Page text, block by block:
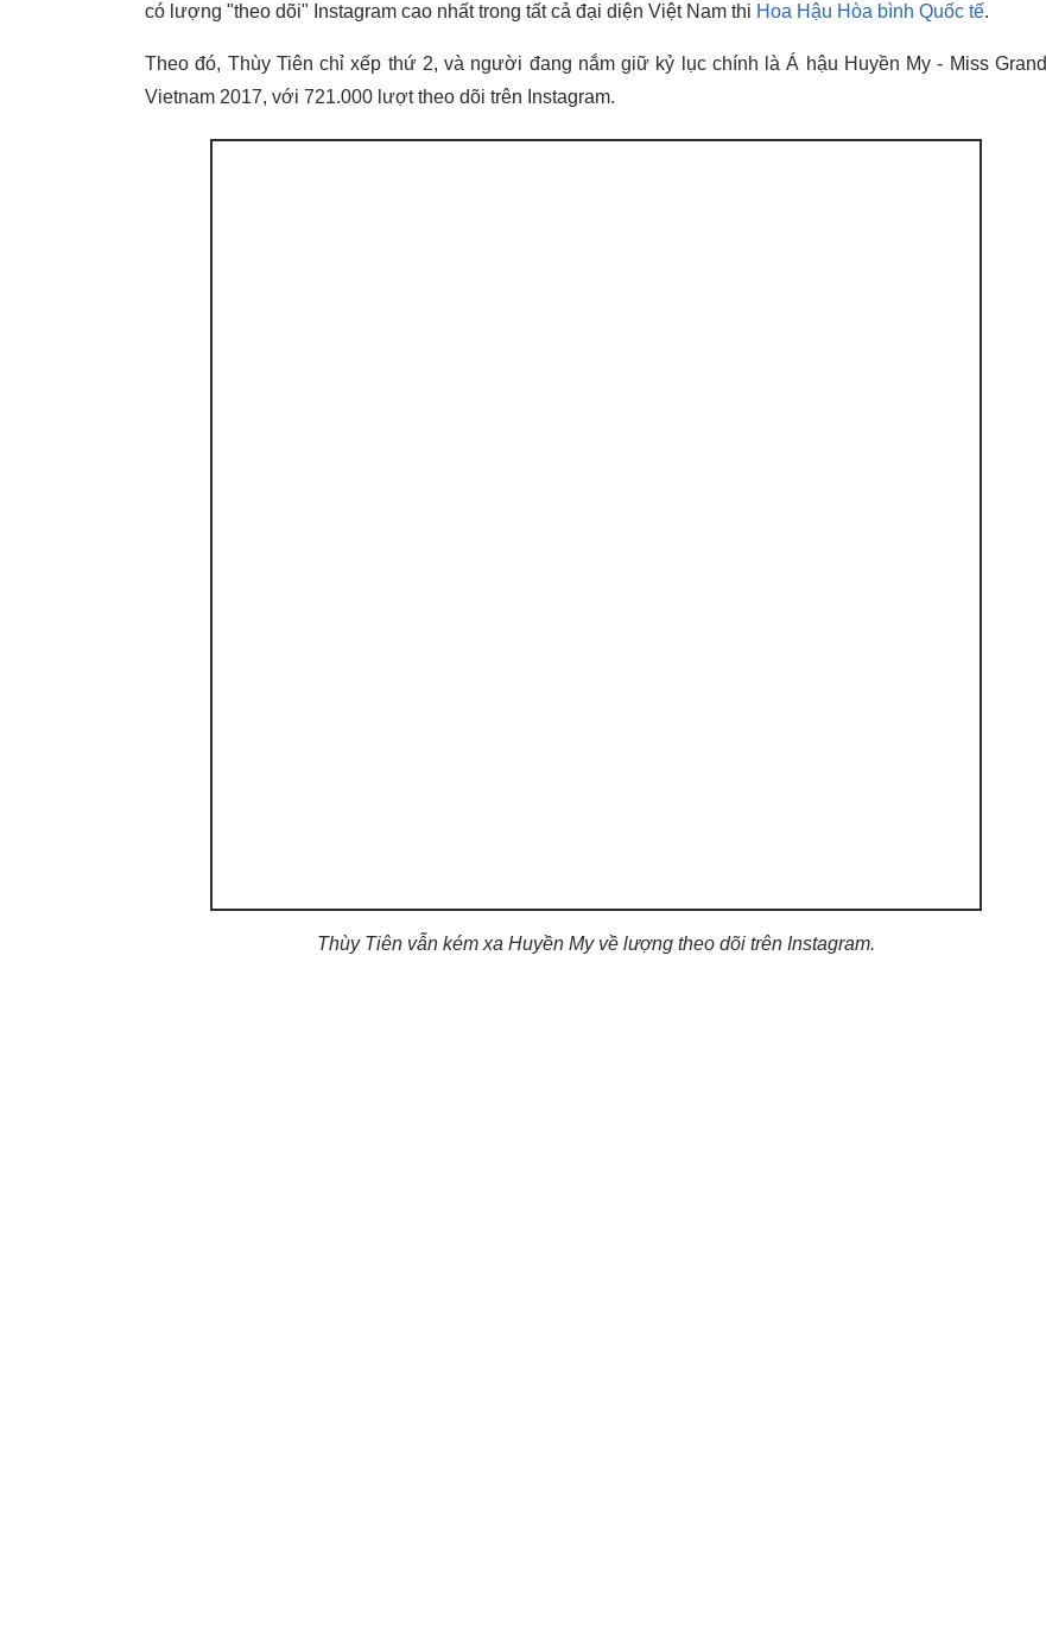
có lượng "theo dõi" Instagram cao nhất trong tất cả đại diện Việt Nam thi Hoa Hậu Hòa bình Quốc tế.
Theo đó, Thùy Tiên chỉ xếp thứ 2, và người đang nắm giữ kỷ lục chính là Á hậu Huyền My - Miss Grand
Vietnam 2017, với 721.000 lượt theo dõi trên Instagram.
Thùy Tiên vẫn kém xa Huyền My về lượng theo dõi trên Instagram.